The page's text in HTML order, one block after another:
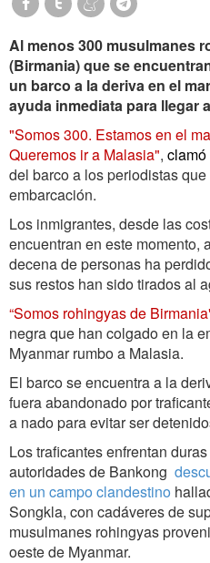
Al menos 300 musulmanes
(Birmania) que se
un barco a la deriva en el
ayuda inmediata para llegar
"Somos 300. Estamos en el
Queremos ir a Malasia",
del barco a los periodistas
embarcación.
Los inmigrantes, desde las
encuentran en este momento,
decena de personas ha
sus restos han sido tirados al
“Somos rohingyas de
negra que han colgado en la
Myanmar rumbo a Malasia.
El barco se encuentra a la
fuera abandonado por
a nado para evitar ser
Los traficantes enfrentan
autoridades de Bankong
en un campo clandestino
Songkla, con cadáveres de
musulmanes rohingyas
oeste de Myanmar.